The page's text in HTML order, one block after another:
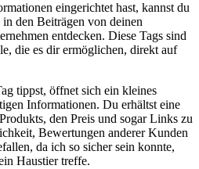
eingerichtet⁤ hast, kannst du
den Beiträgen‌ von deinen
entdecken. Diese Tags sind
die ⁢es dir ermöglichen, direkt auf
tippst, ⁢öffnet sich ⁢ein kleines
Informationen. Du‌ erhältst eine
den Preis und ‍sogar ​Links zu
Bewertungen anderer Kunden
da ich so sicher sein konnte,
⁢Haustier treffe.